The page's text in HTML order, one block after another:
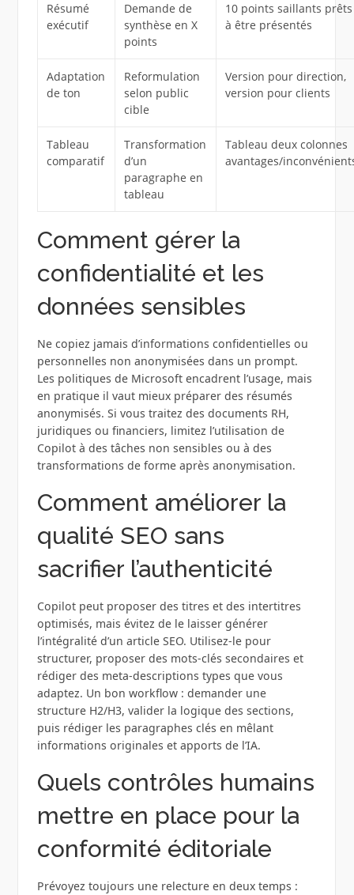
Résumé
exécutif
Demande de
synthèse en X
points
10 points saillants prêts
à être présentés
Adaptation
de ton
Reformulation
selon public
cible
Version pour direction,
version pour clients
Tableau
comparatif
Transformation
d’un
paragraphe en
tableau
Tableau deux colonnes
avantages/
Comment gérer la
confidentialité et les
données sensibles
Ne copiez jamais d’informations confidentielles ou
personnelles non anonymisées dans un prompt.
Les politiques de Microsoft encadrent l’usage, mais
en pratique il vaut mieux préparer des résumés
anonymisés. Si vous traitez des documents RH,
juridiques ou financiers, limitez l’utilisation de
Copilot à des tâches non sensibles ou à des
transformations de forme après anonymisation.
Comment améliorer la
qualité SEO sans
sacrifier l’authenticité
Copilot peut proposer des titres et des intertitres
optimisés, mais évitez de le laisser générer
l’intégralité d’un article SEO. Utilisez-le pour
structurer, proposer des mots-clés secondaires et
rédiger des meta-descriptions types que vous
adaptez. Un bon workflow : demander une
structure H2/H3, valider la logique des sections,
puis rédiger les paragraphes clés en mêlant
informations originales et apports de l’IA.
Quels contrôles humains
mettre en place pour la
conformité éditoriale
Prévoyez toujours une relecture en deux temps :